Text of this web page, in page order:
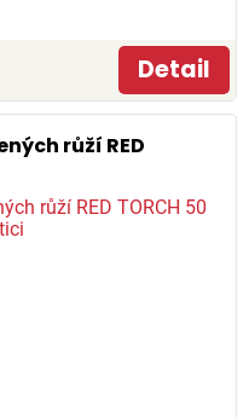
Detail
růží RED